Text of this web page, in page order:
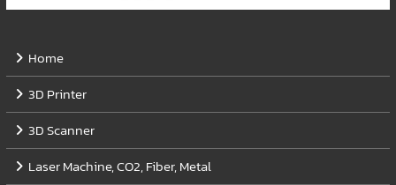
Home
3D Printer
3D Scanner
Laser Machine, CO2, Fiber, Metal